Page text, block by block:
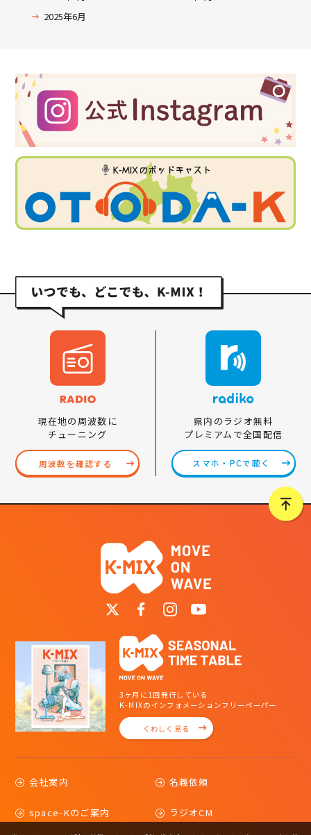
2025年6月
現在地の周波数に
チューニング
周波数を確認する
県内のラジオ無料
プレミアムで全国配信
スマホ・PCで聴く
3ヶ月に1回発行している
K-MIXのインフォメーションフリーペーパー
くわしく見る
会社案内 名義依頼
space-Kのご案内 ラジオCM